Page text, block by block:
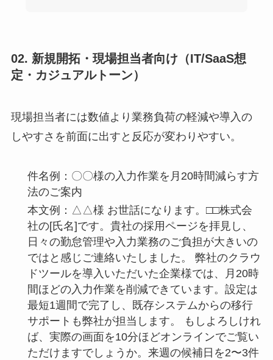
02. 新規開拓・現場担当者向け（IT/SaaS想
定・カジュアルトーン）
現場担当者には数値より業務負荷の軽減や導入の
しやすさを前面に出すと反応が変わりやすい。
件名例：〇〇様の入力作業を月20時間減らす方
法のご案内
本文例：△△様 お世話になります。□□株式会
社の[氏名]です。貴社の採用ページを拝見し、
日々の勤怠管理や入力業務のご負担が大きいの
ではと感じご連絡いたしました。 弊社のクラウ
ドツールを導入いただいた企業様では、月20時
間ほどの入力作業を削減できています。設定は
最短1週間で完了し、既存システムからの移行
サポートも弊社が担当します。 もしよろしけれ
ば、実際の画面を10分ほどオンラインでご覧い
ただけますでしょうか。来週の候補日を2〜3件